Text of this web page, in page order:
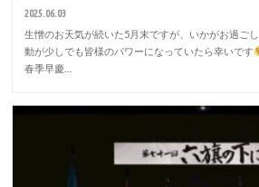
2025.06.03
生憎のお天気が続いた5月末ですが、いかがお過ご
動が少しでも皆様のパワーになっていたら幸いです
春季早慶…